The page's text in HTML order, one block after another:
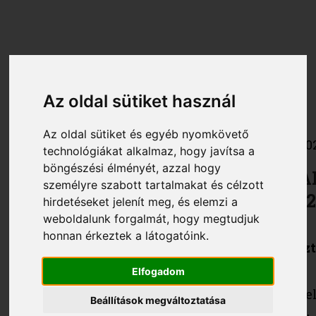
Az oldal sütiket használ
Az oldal sütiket és egyéb nyomkövető
technológiákat alkalmaz, hogy javítsa a
böngészési élményét, azzal hogy
személyre szabott tartalmakat és célzott
hirdetéseket jelenít meg, és elemzi a
weboldalunk forgalmát, hogy megtudjuk
honnan érkeztek a látogatóink.
Elfogadom
Beállítások megváltoztatása
http://www.fitness.hu
FITNESS AKADÉMIA IV.
KÖZÖNSÉGNAP 2005. FEBRUÁR
Februári rendezvényünket is rengetegen
jelenlétetekkel. Köszönjük!
A zord, télies időjárás ellenére már korán
várta a kezdést. A hó majdnem egész nap esett,